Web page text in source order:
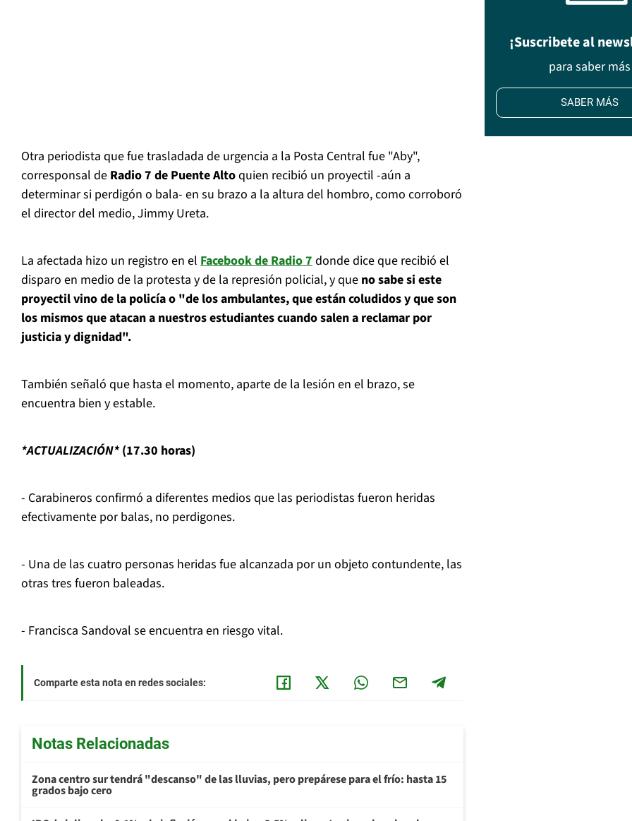
Otra periodista que fue trasladada de urgencia a la Posta Central fue "Aby",
corresponsal de Radio 7 de Puente Altoquien recibió un proyectil -aún a
determinar si perdigón o bala- en su brazo a la altura del hombro, como corroboró
el director del medio, Jimmy Ureta.
La afectada hizo un registro en el Facebook de Radio 7donde dice que recibió el
disparo en medio de la protesta y de la represión policial, y que no sabe si este
proyectil vino de la policía o "de los ambulantes, que están coludidos y que son
los mismos que atacan a nuestros estudiantes cuando salen a reclamar por
justicia y dignidad".
También señaló que hasta el momento, aparte de la lesión en el brazo, se
encuentra bien y estable.
*ACTUALIZACIÓN*(17.30 horas)
- Carabineros confirmó a diferentes medios que las periodistas fueron heridas
efectivamente por balas, no perdigones.
- Una de las cuatro personas heridas fue alcanzada por un objeto contundente, las
otras tres fueron baleadas.
- Francisca Sandoval se encuentra en riesgo vital.
Comparte esta nota en redes sociales:
Notas Relacionadas
Zona centro sur tendrá "descanso" de las lluvias, pero prepárese para el frío: hasta 15
grados bajo cero
¡Suscribete al
para saber más
SABER MÁS